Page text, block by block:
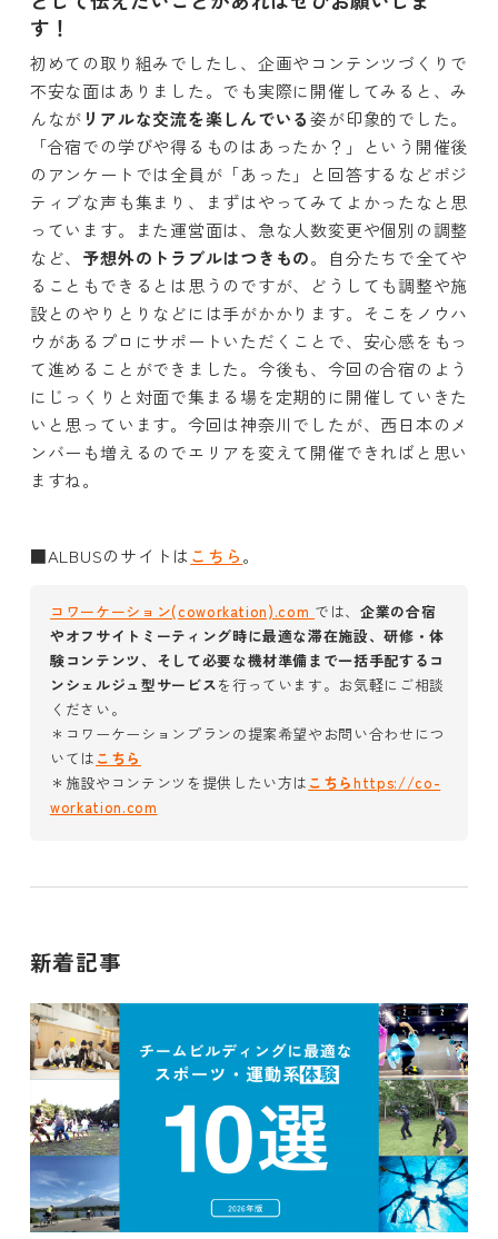
す！
初めての取り組みでしたし、企画やコンテンツづくりで
不安な面はありました。でも実際に開催してみると、み
んなが リアルな交流を楽しんでいる姿が印象的でした。
「合宿での学びや得るものはあったか？」という開催後
のアンケートでは全員が「あった」と回答するなどポジ
ティブな声も集まり、まずはやってみてよかったなと思
っています。また運営面は、急な人数変更や個別の調整
など、 予想外のトラブルはつきもの。自分たちで全てや
ることもできるとは思うのですが、どうしても調整や施
設とのやりとりなどには手がかかります。そこをノウハ
ウがあるプロにサポートいただくことで、安心感をもっ
て進めることができました。今後も、今回の合宿のよう
にじっくりと対面で集まる場を定期的に開催していきた
いと思っています。今回は神奈川でしたが、西日本のメ
ンバーも増えるのでエリアを変えて開催できればと思い
ますね。
■ALBUSのサイトはこちら。
コワーケーション(coworkation).com では、 企業の合宿
やオフサイトミーティング時に最適な滞在施設、研修・体
験コンテンツ、そして必要な機材準備まで一括手配するコ
ンシェルジュ型サービスを行っています。お気軽にご相談
ください。
＊コワーケーションプランの提案希望やお問い合わせにつ
いては こちら
＊施設やコンテンツを提供したい方は こちらhttps://co-
workation.com
新着記事